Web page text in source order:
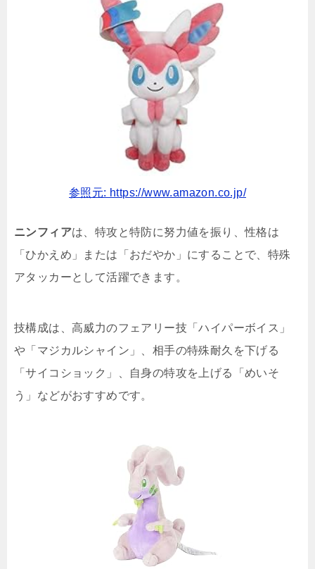
参照元: https://www.amazon.co.jp/
ニンフィアは、特攻と特防に努力値を振り、性格は
「ひかえめ」または「おだやか」にすることで、特殊
アタッカーとして活躍できます。
技構成は、高威力のフェアリー技「ハイパーボイス」
や「マジカルシャイン」、相手の特殊耐久を下げる
「サイコショック」、自身の特攻を上げる「めいそ
う」などがおすすめです。